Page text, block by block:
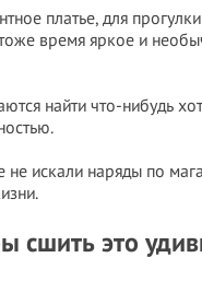
платье, для
время яркое и
найти что-нибудь
искали наряды по
сшить это